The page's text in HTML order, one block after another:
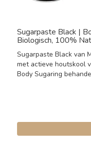
Sugarpaste Black |
Biologisch, 100%
Sugarpaste Black van
met actieve houtskool
Body Sugaring